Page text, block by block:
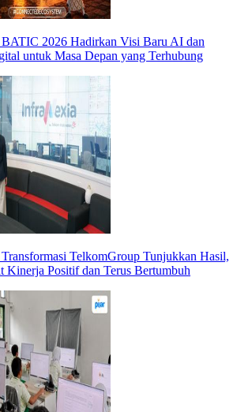
BATIC 2026 Hadirkan Visi Baru AI dan
untuk Masa Depan yang Terhubung
Transformasi TelkomGroup Tunjukkan Hasil,
Kinerja Positif dan Terus Bertumbuh